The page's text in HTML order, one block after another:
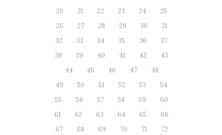
20
21 22 23 24
25
26
27 28 29 30
31
32
33 34 35 36
37
38
39 40 41 42
43
44
45 46 47
48
49
50 51 52 53
54
55
56 57 58 59
60
61
62 63 64 65
66
67
68 69 70 71
72